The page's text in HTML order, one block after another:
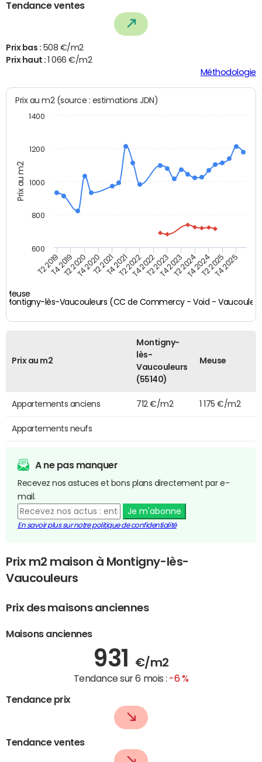
Tendance ventes
Prix bas : 508 €/m2
Prix haut :1 066 €/m2
Méthodologie
Prix au m2
Prix au m2 (source : estimations JDN)
Meuse
Montigny-lès-Vaucouleurs (CC de Commercy - Void -
T2 2019T4 2019T2 2020T4 2020T2 2021T4 2021T2 2022T4 2022T2 2023T4 2023T2 2024T4 2024T2 2025T4 2025
600
800
1000
1200
1400
Prix au m2
Montigny-
lès-
Vaucouleurs
(55140)
Meuse
Appartements anciens 712 €/m2 1 175 €/m2
Appartements neufs
A ne pas manquer
Recevez nos astuces et bons plans directement par e-
mail.
Je m'abonne
En savoir plus sur notre politique de confidentialité
Prix m2 maison à Montigny-lès-
Vaucouleurs
Prix des maisons anciennes
Maisons anciennes
931 €/m2
Tendance sur 6 mois : -6 %
Tendance prix
Tendance ventes